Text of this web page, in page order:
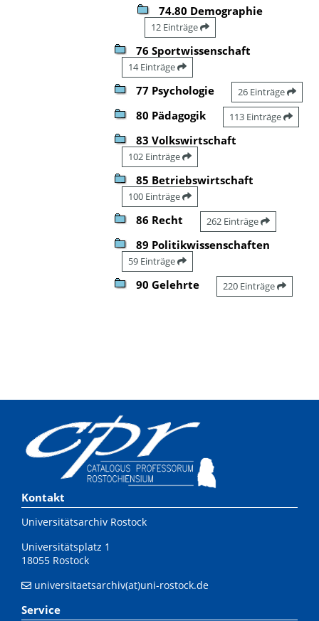
74.80 Demographie
12 Einträge
76 Sportwissenschaft
14 Einträge
77 Psychologie 26 Einträge
80 Pädagogik 113 Einträge
83 Volkswirtschaft
102 Einträge
85 Betriebswirtschaft
100 Einträge
86 Recht 262 Einträge
89 Politikwissenschaften
59 Einträge
90 Gelehrte 220 Einträge
Kontakt
Universitätsarchiv Rostock
Universitätsplatz 1
18055 Rostock
universitaetsarchiv(at)uni-rostock.de
Service